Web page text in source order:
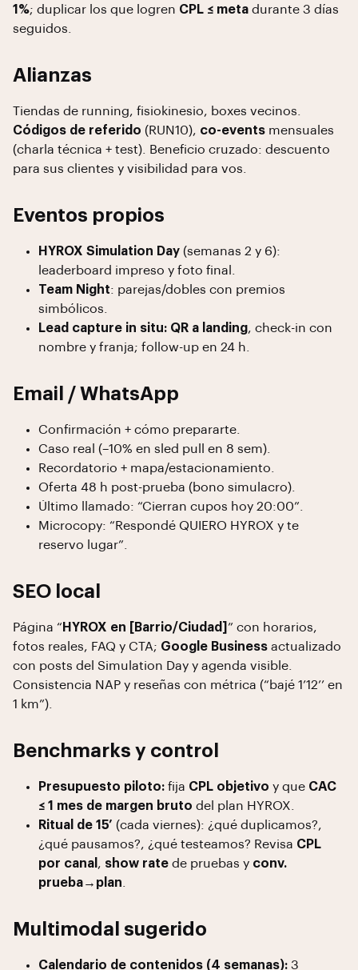
1%; duplicar los que logren CPL ≤ meta durante 3 días
seguidos.
Alianzas
Tiendas de running, fisiokinesio, boxes vecinos.
Códigos de referido (RUN10), co-events mensuales
(charla técnica + test). Beneficio cruzado: descuento
para sus clientes y visibilidad para vos.
Eventos propios
HYROX Simulation Day (semanas 2 y 6):
leaderboard impreso y foto final.
Team Night: parejas/dobles con premios
simbólicos.
Lead capture in situ: QR a landing, check-in con
nombre y franja; follow-up en 24 h.
Email / WhatsApp
Confirmación + cómo prepararte.
Caso real (–10% en sled pull en 8 sem).
Recordatorio + mapa/estacionamiento.
Oferta 48 h post-prueba (bono simulacro).
Último llamado: “Cierran cupos hoy 20:00”.
Microcopy: “Respondé QUIERO HYROX y te
reservo lugar”.
SEO local
Página “ HYROX en [Barrio/Ciudad] ” con horarios,
fotos reales, FAQ y CTA; Google Business actualizado
con posts del Simulation Day y agenda visible.
Consistencia NAP y reseñas con métrica (“bajé 1’12’’ en
1 km”).
Benchmarks y control
Presupuesto piloto: fija CPL objetivo y que CAC
≤ 1 mes de margen bruto del plan HYROX.
Ritual de 15’ (cada viernes): ¿qué duplicamos?,
¿qué pausamos?, ¿qué testeamos? Revisa CPL
por canal , show rate de pruebas y conv.
prueba→plan
Multimodal sugerido
Calendario de contenidos (4 semanas): 3